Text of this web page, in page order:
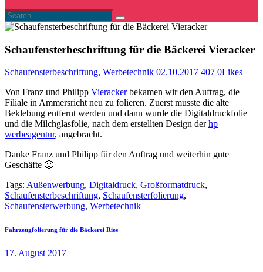
Schaufensterbeschriftung für die Bäckerei Vieracker
Schaufensterbeschriftung, Werbetechnik 02.10.2017 407 0Likes
Von Franz und Philipp Vierackerbekamen wir den Auftrag, die
Filiale in Ammersricht neu zu folieren. Zuerst musste die alte
Beklebung entfernt werden und dann wurde die Digitaldruckfolie
und die Milchglasfolie, nach dem erstellten Design derhp
werbeagentur, angebracht.
Danke Franz und Philipp für den Auftrag und weiterhin gute
Geschäfte 🙂
Tags: Außenwerbung‬, Digitaldruck, Großformatdruck‬,
Schaufensterbeschriftung‬, Schaufensterfolierung,
Schaufensterwerbung‬, Werbetechnik
Beitragsnavigation
Previous
Fahrzeugfolierung für die Bäckerei Ries
17. August 2017